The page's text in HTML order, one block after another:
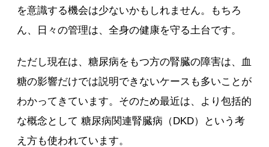
を意識する機会は少ないかもしれません。もちろ
ん、日々の管理は、全身の健康を守る土台です。
ただし現在は、糖尿病をもつ方の腎臓の障害は、血
糖の影響だけでは説明できないケースも多いことが
わかってきています。そのため最近は、より包括的
な概念として 糖尿病関連腎臓病（DKD）という考
え方も使われています。